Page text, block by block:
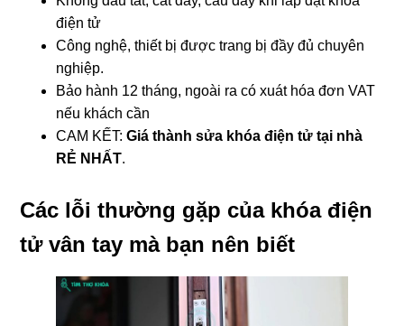
điện tử
Công nghệ, thiết bị được trang bị đầy đủ chuyên
nghiệp.
Bảo hành 12 tháng, ngoài ra có xuát hóa đơn VAT
nếu khách cần
CAM KẾT:Giá thành sửa khóa điện tử tại nhà
RẺ NHẤT.
Các lỗi thường gặp của khóa điện
tử vân tay mà bạn nên biết